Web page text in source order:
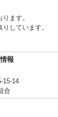
ります。
しています。
報
15-14
合